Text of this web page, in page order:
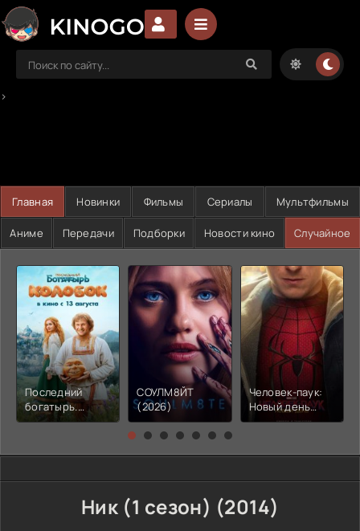
>
Главная Новинки Фильмы Сериалы Мультфильмы
Аниме Передачи Подборки Новости кино Случайное
Последний
богатырь.
Колобок (2026)
СОУЛМ8ЙТ
(2026)
Человек-паук:
Новый день
(2026)
Ник (1 сезон) (2014)